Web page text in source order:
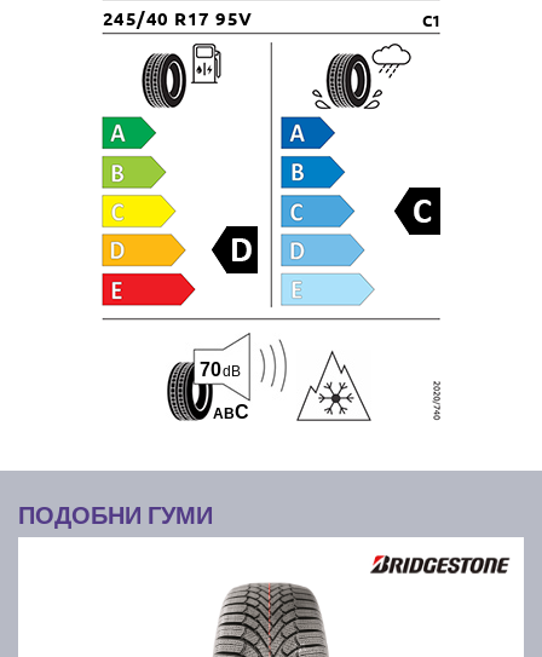
245/40 R17 95V C1
ABC
70dB
ПОДОБНИ ГУМИ